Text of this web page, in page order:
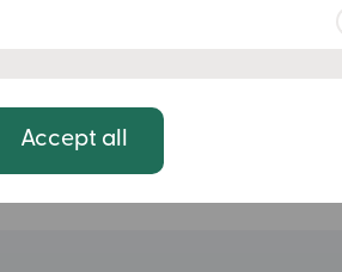
Accept all